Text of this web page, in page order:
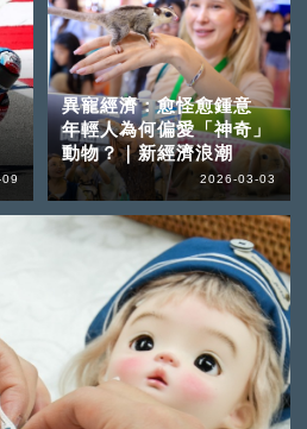
09
異寵經濟：愈怪愈鍾意
年輕人為何偏愛「神奇」
動物？｜新經濟浪潮
2026-03-03